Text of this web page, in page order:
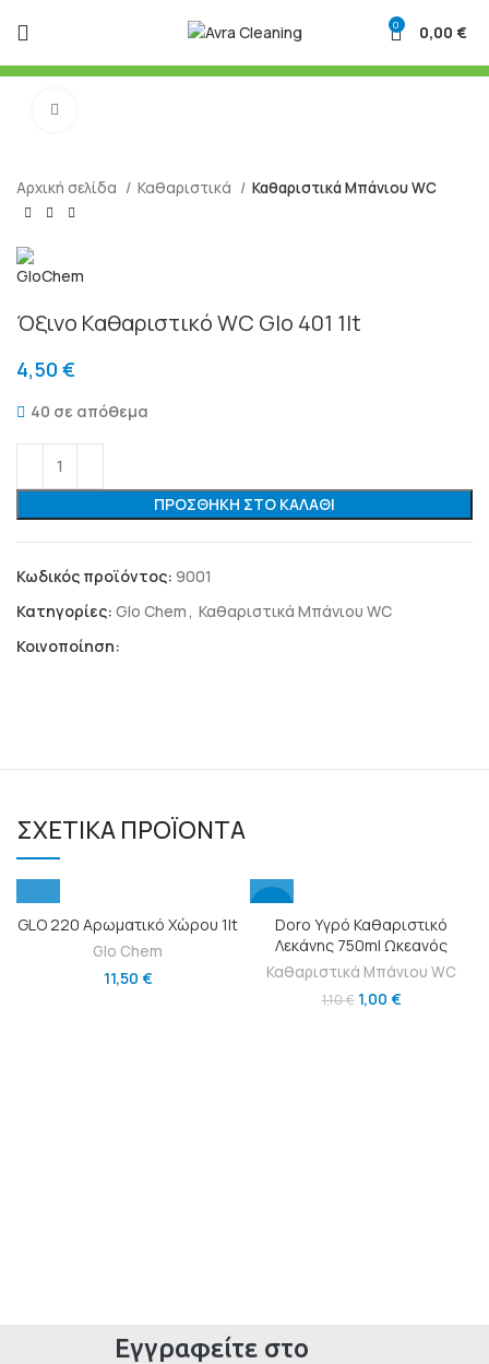
0 0,00 €
Αρχική σελίδα Καθαριστικά Καθαριστικά Μπάνιου WC
Όξινο Καθαριστικό WC Glo 401 1lt
4,50 €
40 σε απόθεμα
ΠΡΟΣΘΉΚΗ ΣΤΟ ΚΑΛΆΘΙ
Κωδικός προϊόντος: 9001
Κατηγορίες: Glo Chem , Καθαριστικά Μπάνιου WC
Κοινοποίηση:
ΣΧΕΤΙΚΆ ΠΡΟΪΌΝΤΑ
GLO 220 Αρωματικό Χώρου 1lt
Glo Chem
11,50 €
-9%
Doro Υγρό Καθαριστικό
Λεκάνης 750ml Ωκεανός
Καθαριστικά Μπάνιου WC
1,10€ 1,00 €
Εγγραφείτε στο